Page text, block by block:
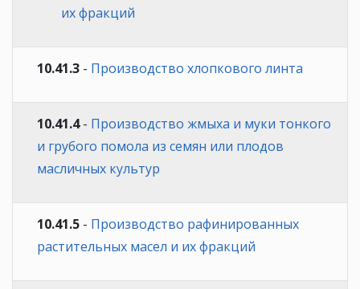
их фракций
10.41.3 - Производство хлопкового линта
10.41.4- Производство жмыха и муки тонкого
и грубого помола из семян или плодов
масличных культур
10.41.5 - Производство рафинированных
растительных масел и их фракций